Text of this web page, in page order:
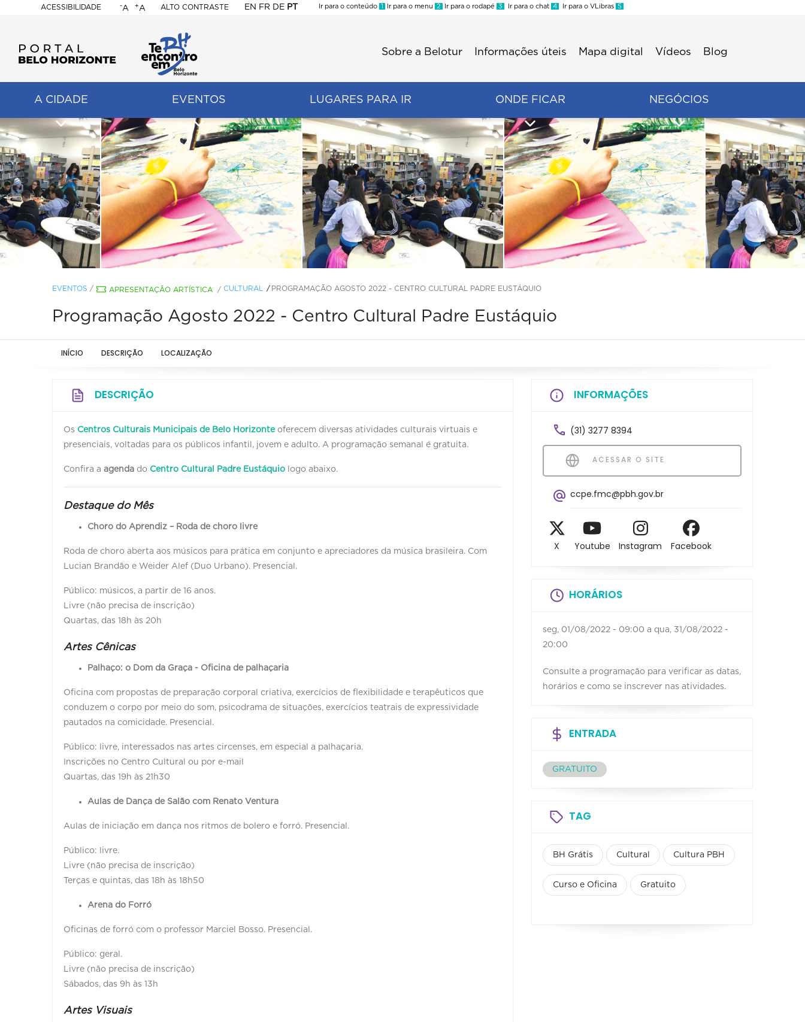
ACESSIBILIDADE
BELO
HORIZONTE
-A +A ALTO CONTRASTE EN FR DE PT
Ir para o conteúdo 1 Ir para o menu 2 Ir para o rodapé 3 Ir para o chat 4 Ir para o VLibras 5
Sobre a Belotur Informações úteis Mapa digital Vídeos Blog
A CIDADE EVENTOS LUGARES PARA IR ONDE FICAR NEGÓCIOS
EVENTOS / APRESENTAÇÃO ARTÍSTICA / CULTURAL PROGRAMAÇÃO AGOSTO 2022 - CENTRO CULTURAL PADRE EUSTÁQUIO
Programação Agosto 2022 - Centro Cultural Padre Eustáquio
INÍCIO DESCRIÇÃO LOCALIZAÇÃO
DESCRIÇÃO
Os Centros Culturais Municipais de Belo Horizonteoferecem diversas atividades culturais virtuais e
presenciais, voltadas para os públicos infantil, jovem e adulto. A programação semanal é gratuita.
Confira a agenda do Centro Cultural Padre Eustáquio logo abaixo.
Destaque do Mês
Choro do Aprendiz – Roda de choro livre
Roda de choro aberta aos músicos para prática em conjunto e apreciadores da música brasileira. Com
Lucian Brandão e Weider Alef (Duo Urbano). Presencial.
Público: músicos, a partir de 16 anos.
Livre (não precisa de inscrição)
Quartas, das 18h às 20h
Artes Cênicas
Palhaço: o Dom da Graça - Oficina de palhaçaria
Oficina com propostas de preparação corporal criativa, exercícios de flexibilidade e terapêuticos que
conduzem o corpo por meio do som, psicodrama de situações, exercícios teatrais de expressividade
pautados na comicidade. Presencial.
Público: livre, interessados nas artes circenses, em especial a palhaçaria.
Inscrições no Centro Cultural ou por e-mail
Quartas, das 19h às 21h30
Aulas de Dança de Salão com Renato Ventura
Aulas de iniciação em dança nos ritmos de bolero e forró. Presencial.
Público: livre.
Livre (não precisa de inscrição)
Terças e quintas, das 18h às 18h50
Arena do Forró
Oficinas de forró com o professor Marciel Bosso. Presencial.
Público: geral.
Livre (não precisa de inscrição)
Sábados, das 9h às 13h
Artes Visuais
INFORMAÇÕES
(31) 3277 8394
ACESSAR O SITE
ccpe.fmc@pbh.gov.br
X Youtube Instagram Facebook
HORÁRIOS
seg, 01/08/2022 - 09:00 a qua, 31/08/2022 -
20:00
Consulte a programação para verificar as datas,
horários e como se inscrever nas atividades.
ENTRADA
GRATUITO
TAG
BH Grátis Cultural Cultura PBH
Curso e Oficina Gratuito